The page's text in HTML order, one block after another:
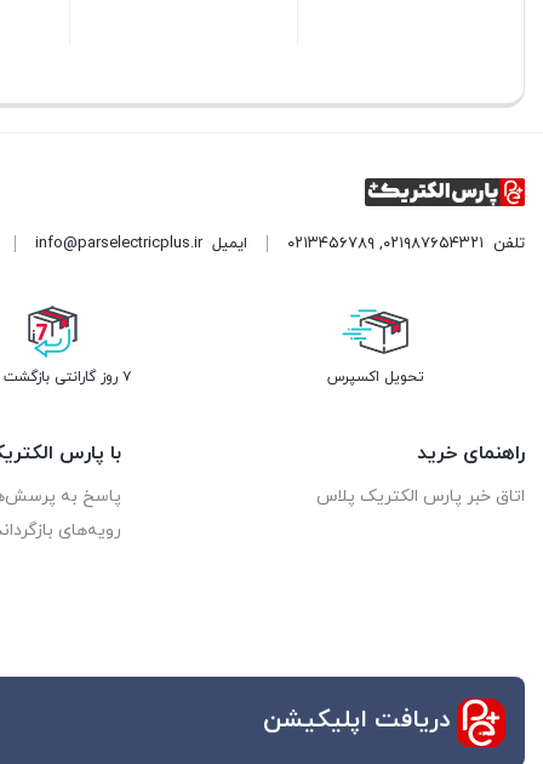
تلفن ۰۲۱۹۸۷۶۵۴۳۲۱, ۰۲۱۳۴۵۶۷۸۹ ایمیلinfo@parselectricplus.ir
تحویل اکسپرس ۷ روز گارانتی بازگشت وجه
راهنمای خرید
اتاق خبر پارس الکتریک پلاس
با پارس
پاسخ به
رویه‌های
دریافت اپلیکیشن